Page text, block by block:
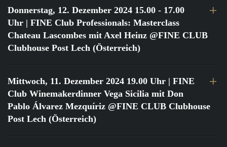
Donnerstag, 12. Dezember 2024 15.00 - 17.00
Uhr | FINE Club Professionals: Masterclass
Chateau Lascombes mit Axel Heinz @FINE CLUB
Clubhouse Post Lech (Österreich)
Mittwoch, 11. Dezember 2024 19.00 Uhr | FINE
Club Winemakerdinner Vega Sicilia mit Don
Pablo Álvarez Mezquíriz @FINE CLUB Clubhouse
Post Lech (Österreich)